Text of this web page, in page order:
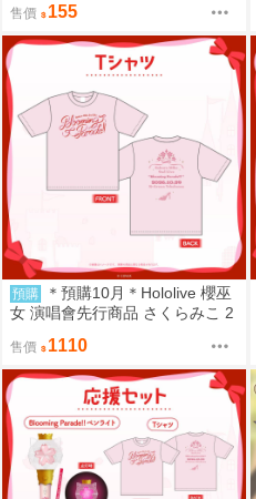
ブグッズ 徽章隨機一款 miko (9/
5或售完結單)
售價 155
預購
＊預購10月＊Hololive 櫻巫
女 演唱會先行商品 さくらみこ 2
ブグッズ T恤 miko (9/5或售完結
單)
售價 1110